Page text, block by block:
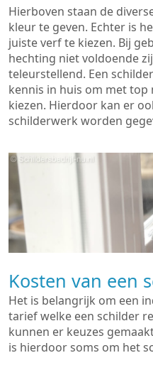
Hierboven staan de
kleur te geven. Echter is
juiste verf te kiezen. Bij
hechting niet voldoende
teleurstellend. Een
kennis in huis om met
kiezen. Hierdoor kan er
schilderwerk worden
Kosten van een
Het is belangrijk om een
tarief welke een schilder
kunnen er keuzes
is hierdoor soms om het